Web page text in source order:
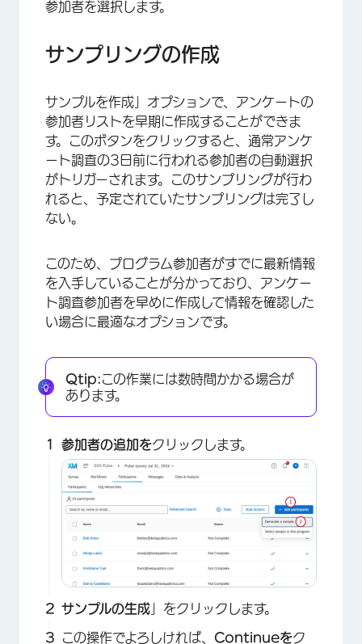
参加者を選択します。
サンプリングの作成
サンプルを作成」オプションで、アンケートの
参加者リストを早期に作成することができま
す。このボタンをクリックすると、通常アンケ
ート調査の3日前に行われる参加者の自動選択
がトリガーされます。このサンプリングが行わ
れると、予定されていたサンプリングは完了し
ない。
このため、プログラム参加者がすでに最新情報
を入手していることが分かっており、アンケー
ト調査参加者を早めに作成して情報を確認した
い場合に最適なオプションです。
Qtip:この作業には数時間かかる場合が
あります。
参加者の追加をクリックします。
サンプルの生成 」をクリックします。
この操作でよろしければ、 Continueをク